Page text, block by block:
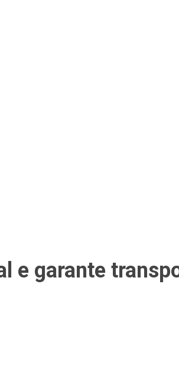
e garante